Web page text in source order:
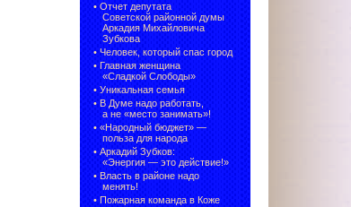
• Отчет депутата
Советской районной думы
Аркадия Михайловича
Зубкова
• Человек, который спас город
• Главная женщина
«Сладкой Слободы»
• Уникальная семья
• В Думе надо работать,
а не «место занимать»!
• «Народный бюджет» —
польза для народа
• Аркадий Зубков:
«Энергия — это действие!»
• Власть в районе надо
менять!
• Пожарная команда в Коже